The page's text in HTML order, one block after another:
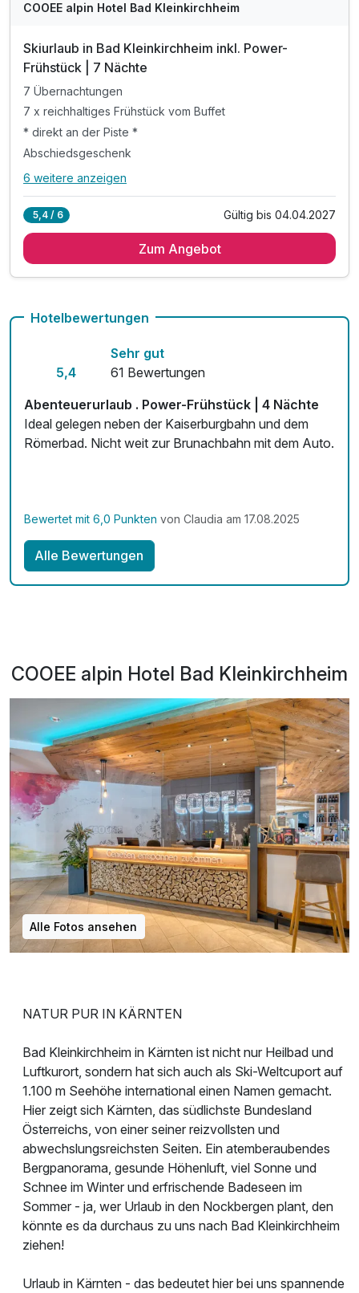
COOEE alpin Hotel Bad Kleinkirchheim
Skiurlaub in Bad Kleinkirchheim inkl. Power-
Frühstück | 7 Nächte
7 Übernachtungen
7 x reichhaltiges Frühstück vom Buffet
* direkt an der Piste *
Abschiedsgeschenk
Alle Inklusivleistungen
7 x reichhaltiges Frühstück vom Buffet
inkl. Nutzung Relax Sauna & Ruheraum
inkl. Nutzung des Fitnessraumes
inkl. Parkplatz vor dem Hotel
6 weitere anzeigen
5,4 / 6 Gültig bis 04.04.2027
Zum Angebot
Hotelbewertungen
5,4
Sehr gut
61 Bewertungen
Abenteuerurlaub . Power-Frühstück | 4 Nächte
Ideal gelegen neben der Kaiserburgbahn und dem
Römerbad. Nicht weit zur Brunachbahn mit dem Auto.
Bewertet mit 6,0 Punkten von Claudia am 17.08.2025
Alle Bewertungen
COOEE alpin Hotel Bad Kleinkirchheim
Alle Fotos ansehen
NATUR PUR IN KÄRNTEN
Bad Kleinkirchheim in Kärnten ist nicht nur Heilbad und
Luftkurort, sondern hat sich auch als Ski-Weltcuport auf
1.100 m Seehöhe international einen Namen gemacht.
Hier zeigt sich Kärnten, das südlichste Bundesland
Österreichs, von einer seiner reizvollsten und
abwechslungsreichsten Seiten. Ein atemberaubendes
Bergpanorama, gesunde Höhenluft, viel Sonne und
Schnee im Winter und erfrischende Badeseen im
Sommer - ja, wer Urlaub in den Nockbergen plant, den
könnte es da durchaus zu uns nach Bad Kleinkirchheim
ziehen!
Urlaub in Kärnten - das bedeutet hier bei uns spannende